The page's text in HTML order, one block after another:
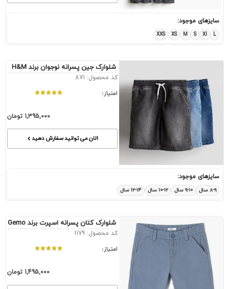
سایزهای موجود:
L
Xl
S
M
XS
XXS
شلوارک جین پسرانه نوجوان برند H&M
کد محصول: 871
امتیاز:
1,395,000 تومان
الان می توانید سفارش دهید
سایزهای موجود:
۸-۹ سال ۹-۱۰ سال ۱۰-۱۲ سال ۱۲-۱۴ سال
شلوارک کتان پسرانه اسپرت برند Gemo
کد محصول: 1179
امتیاز:
1,495,000 تومان